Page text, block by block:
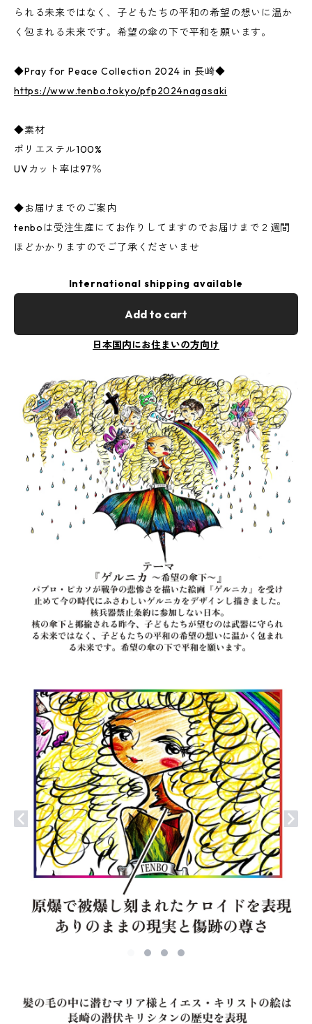
られる未来ではなく、子どもたちの平和の希望の想いに温か
く包まれる未来です。希望の傘の下で平和を願います。
◆Pray for Peace Collection 2024 in 長崎◆
https://www.tenbo.tokyo/pfp2024nagasaki
◆素材
ポリエステル100%
UVカット率は97％
◆お届けまでのご案内
tenboは受注生産にてお作りしてますのでお届けまで２週間
ほどかかりますのでご了承くださいませ
International shipping available
Add to cart
日本国内にお住まいの方向け